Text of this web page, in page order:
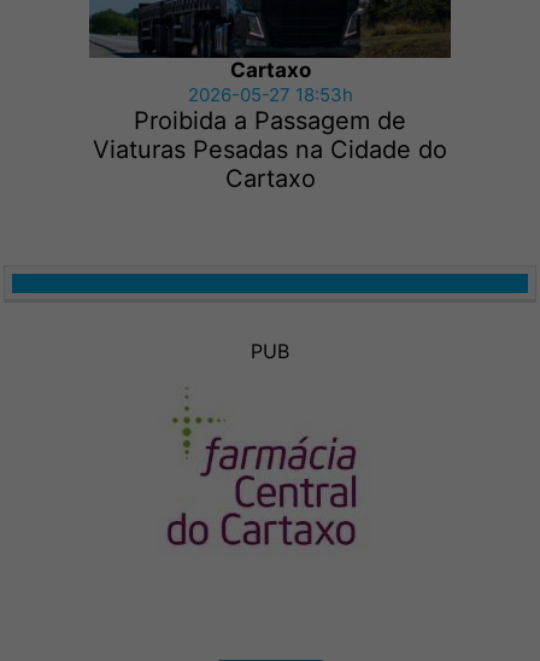
Cartaxo
2026-05-27 18:53h
Proibida a Passagem de
Viaturas Pesadas na Cidade do
Cartaxo
PUB